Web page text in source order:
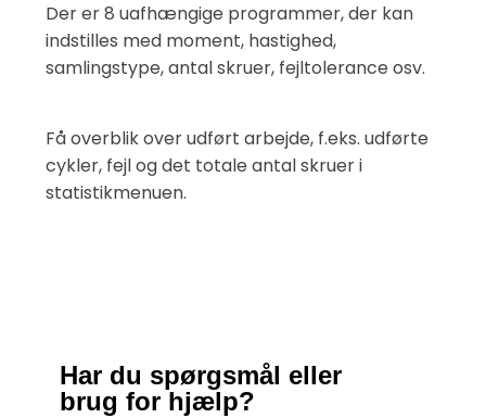
Der er 8 uafhængige programmer, der kan
indstilles med moment, hastighed,
samlingstype, antal skruer, fejltolerance osv.
Få overblik over udført arbejde, f.eks. udførte
cykler, fejl og det totale antal skruer i
statistikmenuen.
Har du spørgsmål eller
brug for hjælp?